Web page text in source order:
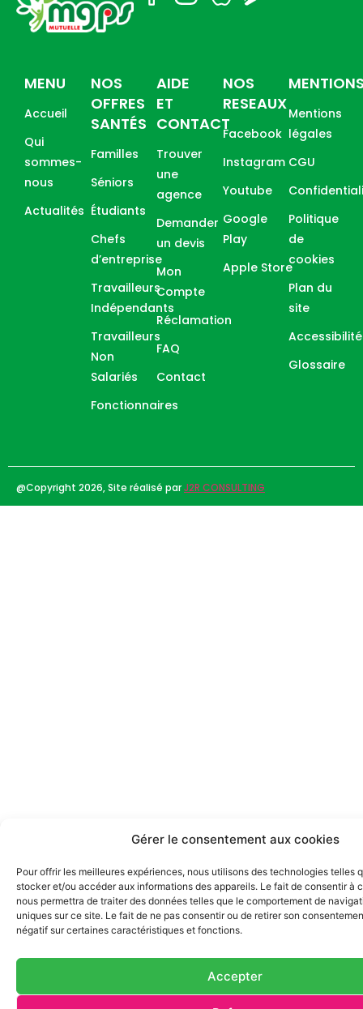
Gérer le consentement aux cookies
Pour offrir les meilleures expériences, nous utilisons des technologies telles
stocker et/ou accéder aux informations des appareils. Le fait de consentir à
nous permettra de traiter des données telles que le comportement de
uniques sur ce site. Le fait de ne pas consentir ou de retirer son
négatif sur certaines caractéristiques et fonctions.
Accepter
MENU
Accueil
Qui
sommes-
nous
Actualités
NOS
OFFRES
SANTÉS
Familles
Séniors
Étudiants
Chefs
d’entreprise
Travailleurs
Indépendants
Travailleurs
Non
Salariés
Fonctionnaires
AIDE
ET
CONTACT
Trouver
une
agence
Demander
un devis
Mon
Compte
Réclamation
FAQ
Contact
NOS
RESEAUX
Facebook
Instagram
Youtube
Google
Play
Apple Store
Mentions
légales
CGU
Politique
de
cookies
Plan du
site
Accessibilité
Glossaire
@Copyright 2026, Site réalisé parJ2R CONSULTING